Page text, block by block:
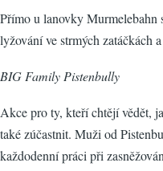
Přímo u lanovky Murmelebahn
lyžování ve strmých zatáčkách
BIG Family Pistenbully
Akce pro ty, kteří chtějí vědět,
také zúčastnit. Muži od
každodenní práci při